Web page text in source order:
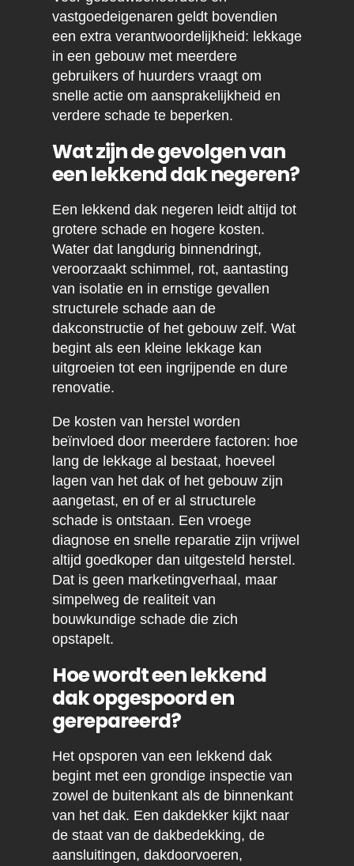
vastgoedeigenaren geldt bovendien
een extra verantwoordelijkheid: lekkage
in een gebouw met meerdere
gebruikers of huurders vraagt om
snelle actie om aansprakelijkheid en
verdere schade te beperken.
Wat zijn de gevolgen van
een lekkend dak negeren?
Een lekkend dak negeren leidt altijd tot
grotere schade en hogere kosten.
Water dat langdurig binnendringt,
veroorzaakt schimmel, rot, aantasting
van isolatie en in ernstige gevallen
structurele schade aan de
dakconstructie of het gebouw zelf. Wat
begint als een kleine lekkage kan
uitgroeien tot een ingrijpende en dure
renovatie.
De kosten van herstel worden
beïnvloed door meerdere factoren: hoe
lang de lekkage al bestaat, hoeveel
lagen van het dak of het gebouw zijn
aangetast, en of er al structurele
schade is ontstaan. Een vroege
diagnose en snelle reparatie zijn vrijwel
altijd goedkoper dan uitgesteld herstel.
Dat is geen marketingverhaal, maar
simpelweg de realiteit van
bouwkundige schade die zich
opstapelt.
Hoe wordt een lekkend
dak opgespoord en
gerepareerd?
Het opsporen van een lekkend dak
begint met een grondige inspectie van
zowel de buitenkant als de binnenkant
van het dak. Een dakdekker kijkt naar
de staat van de dakbedekking, de
aansluitingen, dakdoorvoeren,